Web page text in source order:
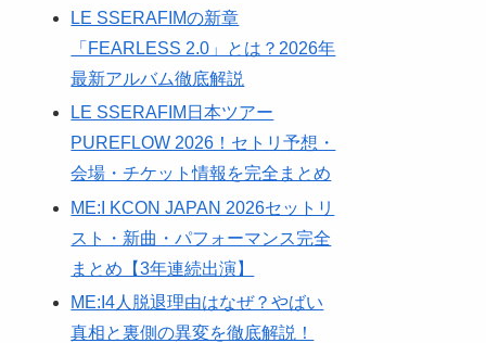
LE SSERAFIMの新章
「FEARLESS 2.0」とは？2026年
最新アルバム徹底解説
LE SSERAFIM日本ツアー
PUREFLOW 2026！セトリ予想・
会場・チケット情報を完全まとめ
ME:I KCON JAPAN 2026セットリ
スト・新曲・パフォーマンス完全
まとめ【3年連続出演】
ME:I4人脱退理由はなぜ？やばい
真相と裏側の異変を徹底解説！